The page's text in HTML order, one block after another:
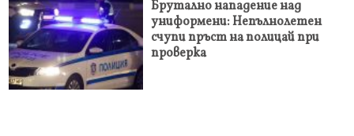
Брутално нападение над
униформени: Непълнолетен
счупи пръст на полицай при
проверка